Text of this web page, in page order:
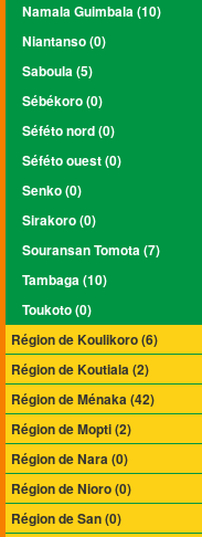
Namala Guimbala (10)
Niantanso (0)
Saboula (5)
Sébékoro (0)
Séféto nord (0)
Séféto ouest (0)
Senko (0)
Sirakoro (0)
Souransan Tomota (7)
Tambaga (10)
Toukoto (0)
Région de Koulikoro (6)
Région de Koutiala (2)
Région de Ménaka (42)
Région de Mopti (2)
Région de Nara (0)
Région de Nioro (0)
Région de San (0)